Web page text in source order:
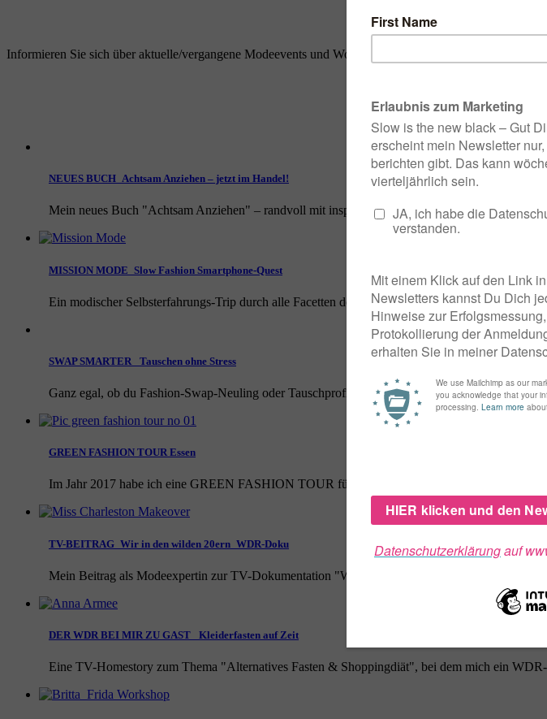
Informieren Sie sich über aktuelle/vergangene Modeevents und Workshops und schicken Sie mir gern
NEUES BUCH_Achtsam Anziehen – jetzt im Handel!
Mein neues Buch "Achtsam Anziehen" – randvoll mit inspirierenden Slow Fashion–Insights,
MISSION MODE_Slow Fashion Smartphone-Quest
Ein modischer Selbsterfahrungs-Trip durch alle Facetten der Nachhaltigkeit und zu
SWAP SMARTER_ Tauschen ohne Stress
Ganz egal, ob du Fashion-Swap-Neuling oder Tauschprofi bist, - hier erfährst du, wie du ohne
GREEN FASHION TOUR Essen
Im Jahr 2017 habe ich eine GREEN FASHION TOUR für Essen entwickelt und insgesamt
TV-BEITRAG_Wir in den wilden 20ern_WDR-Doku
Mein Beitrag als Modeexpertin zur TV-Dokumentation "Wir in den wilden Zwanzigern" ...
DER WDR BEI MIR ZU GAST_ Kleiderfasten auf Zeit
Eine TV-Homestory zum Thema "Alternatives Fasten & Shoppingdiät", bei dem mich ein